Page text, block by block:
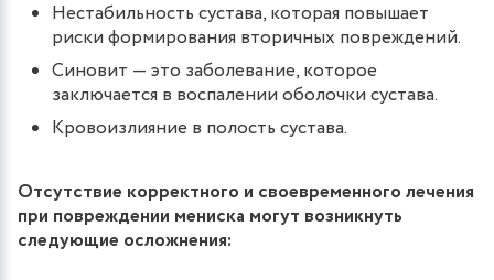
Нестабильность сустава, которая повышает
риски формирования вторичных повреждений.
Синовит — это заболевание, которое
заключается в воспалении оболочки сустава.
Кровоизлияние в полость сустава.
Отсутствие корректного и своевременного лечения
при повреждении мениска могут возникнуть
следующие осложнения: